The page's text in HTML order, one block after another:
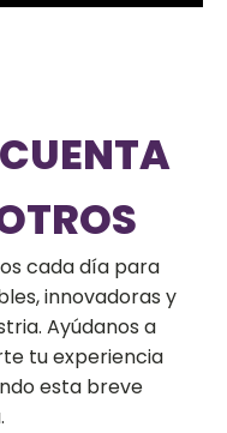
cada día para
innovadoras y
Ayúdanos a
tu experiencia
esta breve